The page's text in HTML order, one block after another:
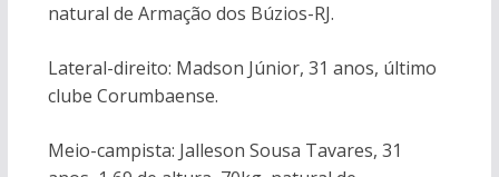
natural de Armação dos Búzios-RJ.
Lateral-direito: Madson Júnior, 31 anos, último
clube Corumbaense.
Meio-campista: Jalleson Sousa Tavares, 31